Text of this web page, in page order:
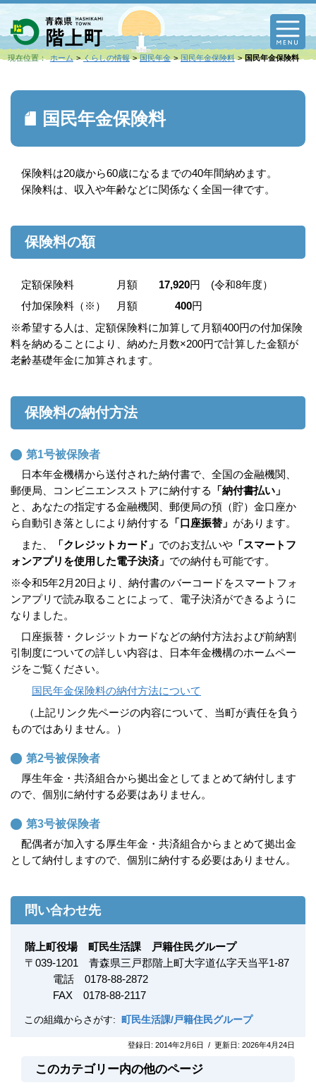
現在位置： ホーム くらしの情報 国民年金 国民年金保険料 国民年金保険料
国民年金保険料
保険料は20歳から60歳になるまでの40年間納めます。
保険料は、収入や年齢などに関係なく全国一律です。
保険料の額
定額保険料 月額 17,920円 (令和8年度）
付加保険料（※） 月額
400円
※希望する人は、定額保険料に加算して月額400円の付加保険
料を納めることにより、納めた月数×200円で計算した金額が
老齢基礎年金に加算されます。
保険料の納付方法
第1号被保険者
日本年金機構から送付された納付書で、全国の金融機関、
郵便局、コンビニエンスストアに納付する
「納付書払い」
と、あなたの指定する金融機関、郵便局の預（貯）金口座か
ら自動引き落としにより納付する
「口座振替」 があります。
また、
「クレジットカード」 でのお支払いや 「スマートフ
ォンアプリを使用した電子決済」 での納付も可能です。
※令和5年2月20日より、納付書のバーコードをスマートフォ
ンアプリで読み取ることによって、電子決済ができるように
なりました。
口座振替・クレジットカードなどの納付方法および前納割
引制度についての詳しい内容は、日本年金機構のホームペー
ジをご覧ください。
国民年金保険料の納付方法について
（上記リンク先ページの内容について、当町が責任を負う
ものではありません。）
第2号被保険者
厚生年金・共済組合から拠出金としてまとめて納付します
ので、個別に納付する必要はありません。
第3号被保険者
配偶者が加入する厚生年金・共済組合からまとめて拠出金
として納付しますので、個別に納付する必要はありません。
問い合わせ先
階上町役場 町民生活課 戸籍住民グループ
〒 039-1201
青森県三戸郡階上町大字道仏字天当平1-87
電話 0178-88-2872
FAX 0178-88-2117
この組織からさがす: 町民生活課/戸籍住民グループ
登録日: 2014年2月6日 / 更新日: 2026年4月24日
このカテゴリー内の他のページ